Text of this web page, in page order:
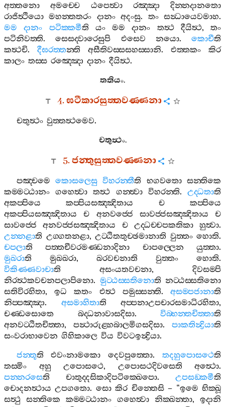
අත‍්තනො
අමච‍්චෙ ඨපෙත්‍වා රඤ‍්ඤා
දින‍්නදානතො
රාජිත්‍ථියො මහන‍්තතරං දානං අදංසු. තං සන්‍ධායෙවමාහ.
මම
දානං පටික‍්කමීති යං මම දානං තත්‍ථ දීයිත්‍ථ, තං
පටිනිවත‍්ති.සෙසද‍්වාරෙසුපි එසෙව නයො. කොචීති
කත්‍ථචි. දීඝරත‍්තන‍්ති අසීතිවස‍්සසහස‍්සානි. එත‍්තකං
කිර
කාලං තස‍්ස රඤ‍්ඤො දානං දීයිත්‍ථ.
තතියං.
4.ඝටීකාරසුත‍්තවණ‍්ණනා
චතුත්‍ථං වුත‍්තත්‍ථමෙව.
චතුත්‍ථං.
5.ජන‍්තුසුත‍්තවණ‍්ණනා
පඤ‍්චමෙ කොසලෙසු විහරන‍්තීති භගවතො සන‍්තිකෙ
කම‍්මට‍්ඨානං ගහෙත්‍වා තත්‍ථ ගන‍්ත්‍වා විහරන‍්ති.උද‍්ධතාති
අකප‍්පියෙ
කප‍්පියසඤ‍්ඤිතාය ච
කප‍්පියෙ
අකප‍්පියසඤ‍්ඤිතාය
ච අනවජ‍්ජෙ සාවජ‍්ජසඤ‍්ඤිතාය
ච
සාවජ‍්ජෙ
අනවජ‍්ජසඤ‍්ඤිතාය ච උද‍්ධච‍්චපකතිකා හුත්‍වා.
උන‍්නළාති උග‍්ගතනළා, උට‍්ඨිතතුච‍්ඡමානාති වුත‍්තං හොති.
චපලාති පත‍්තචීවරමණ‍්ඩනාදිනා චාපල‍්ලෙන යුත‍්තා.
මුඛරාති මුඛඛරා, ඛරවචනාති වුත‍්තං හොති.
විකිණ‍්ණවාචාති අසංයතවචනා, දිවසම‍්පි
නිරත්‍ථකවචනපලාපිනො. මුට‍්ඨස‍්සතිනොති නට‍්ඨස‍්සතිනො
සතිවිරහිතා,ඉධ කතං එත්‍ථ පමුස‍්සන‍්ති.අසම‍්පජානාති
නිප‍්පඤ‍්ඤා. අසමාහිතාති අප‍්පනාඋපචාරසමාධිරහිතා,
චණ‍්ඩසොතෙ
බද‍්ධනාවාසදිසා. විබ‍්භන‍්තචිත‍්තාති
අනවට‍්ඨිතචිත‍්තා, පන්‍ථාරුළ‍්හබාලමිගසදිසා. පාකතින්‍ද්‍රියාති
සංවරාභාවෙන ගිහිකාලෙ විය විවටඉන්‍ද්‍රියා.
ජන‍්තූති එවංනාමකො දෙවපුත‍්තො.තදහුපොසථෙති
තස‍්මිං
අහු උපොසථෙ, උපොසථදිවසෙති අත්‍ථො.
පන‍්නරසෙති චාතුද‍්දසිකාදිපටික‍්ඛෙපො. උපසඞ‍්කමීති
චොදනත්‍ථාය උපගතො. සො කිර චින‍්තෙසි– “ඉමෙ භික‍්ඛූ
සත්‍ථු සන‍්තිකෙ කම‍්මට‍්ඨානං ගහෙත්‍වා නික‍්ඛන‍්තා, ඉදානි